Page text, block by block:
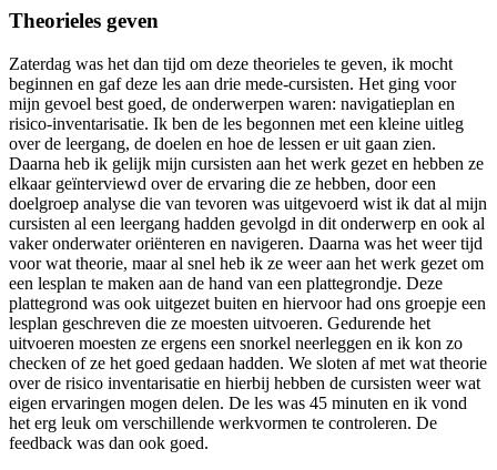
Theorieles geven
Zaterdag was het dan tijd om deze theorieles te geven, ik mocht
beginnen en gaf deze les aan drie mede-cursisten. Het ging voor
mijn gevoel best goed, de onderwerpen waren: navigatieplan en
risico-inventarisatie. Ik ben de les begonnen met een kleine uitleg
over de leergang, de doelen en hoe de lessen er uit gaan zien.
Daarna heb ik gelijk mijn cursisten aan het werk gezet en hebben ze
elkaar geïnterviewd over de ervaring die ze hebben, door een
doelgroep analyse die van tevoren was uitgevoerd wist ik dat al mijn
cursisten al een leergang hadden gevolgd in dit onderwerp en ook al
vaker onderwater oriënteren en navigeren. Daarna was het weer tijd
voor wat theorie, maar al snel heb ik ze weer aan het werk gezet om
een lesplan te maken aan de hand van een plattegrondje. Deze
plattegrond was ook uitgezet buiten en hiervoor had ons groepje een
lesplan geschreven die ze moesten uitvoeren. Gedurende het
uitvoeren moesten ze ergens een snorkel neerleggen en ik kon zo
checken of ze het goed gedaan hadden. We sloten af met wat theorie
over de risico inventarisatie en hierbij hebben de cursisten weer wat
eigen ervaringen mogen delen. De les was 45 minuten en ik vond
het erg leuk om verschillende werkvormen te controleren. De
feedback was dan ook goed.